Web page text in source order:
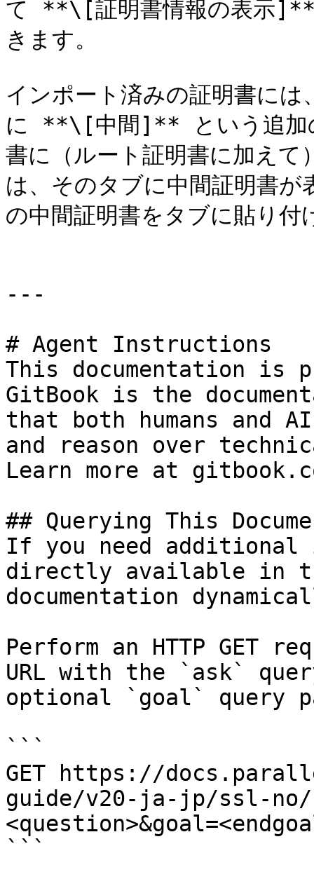
て **\[証明書情報の表示]**
きます。
インポート済みの証明書
に **\[中間]** という追加
書に（ルート証明書に加えて
は、そのタブに中間証明書
の中間証明書をタブに貼り付
---
# Agent Instructions
This documentation is
GitBook is the
that both humans and
and reason over
Learn more at
## Querying This
If you need
directly available in
documentation
Perform an HTTP GET
URL with the `ask`
optional `goal` query
```
GET https://
guide/v20-ja-jp/ssl-no/
```